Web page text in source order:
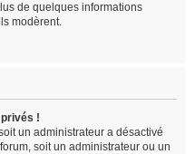
de quelques informations
modèrent.
!
un administrateur a désactivé
soit un administrateur ou un